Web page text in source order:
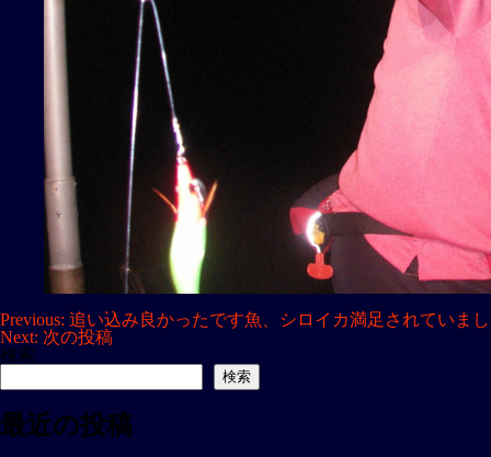
投
稿
ゲ
Previous: 追い込み良かったです魚、シロイカ満足されていま
Next: 次の投稿
検索
検索
最近の投稿